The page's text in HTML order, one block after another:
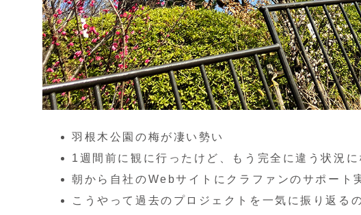
羽根木公園の梅が凄い勢い
1週間前に観に行ったけど、もう完全に違う状況に
朝から自社のWebサイトにクラファンのサポート
こうやって過去のプロジェクトを一気に振り返る